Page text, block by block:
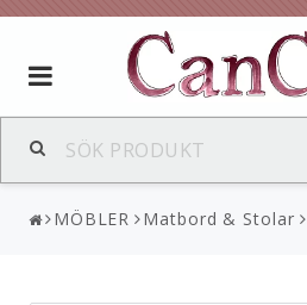
Toggle
navigation
MÖBLER Matbord & Stolar